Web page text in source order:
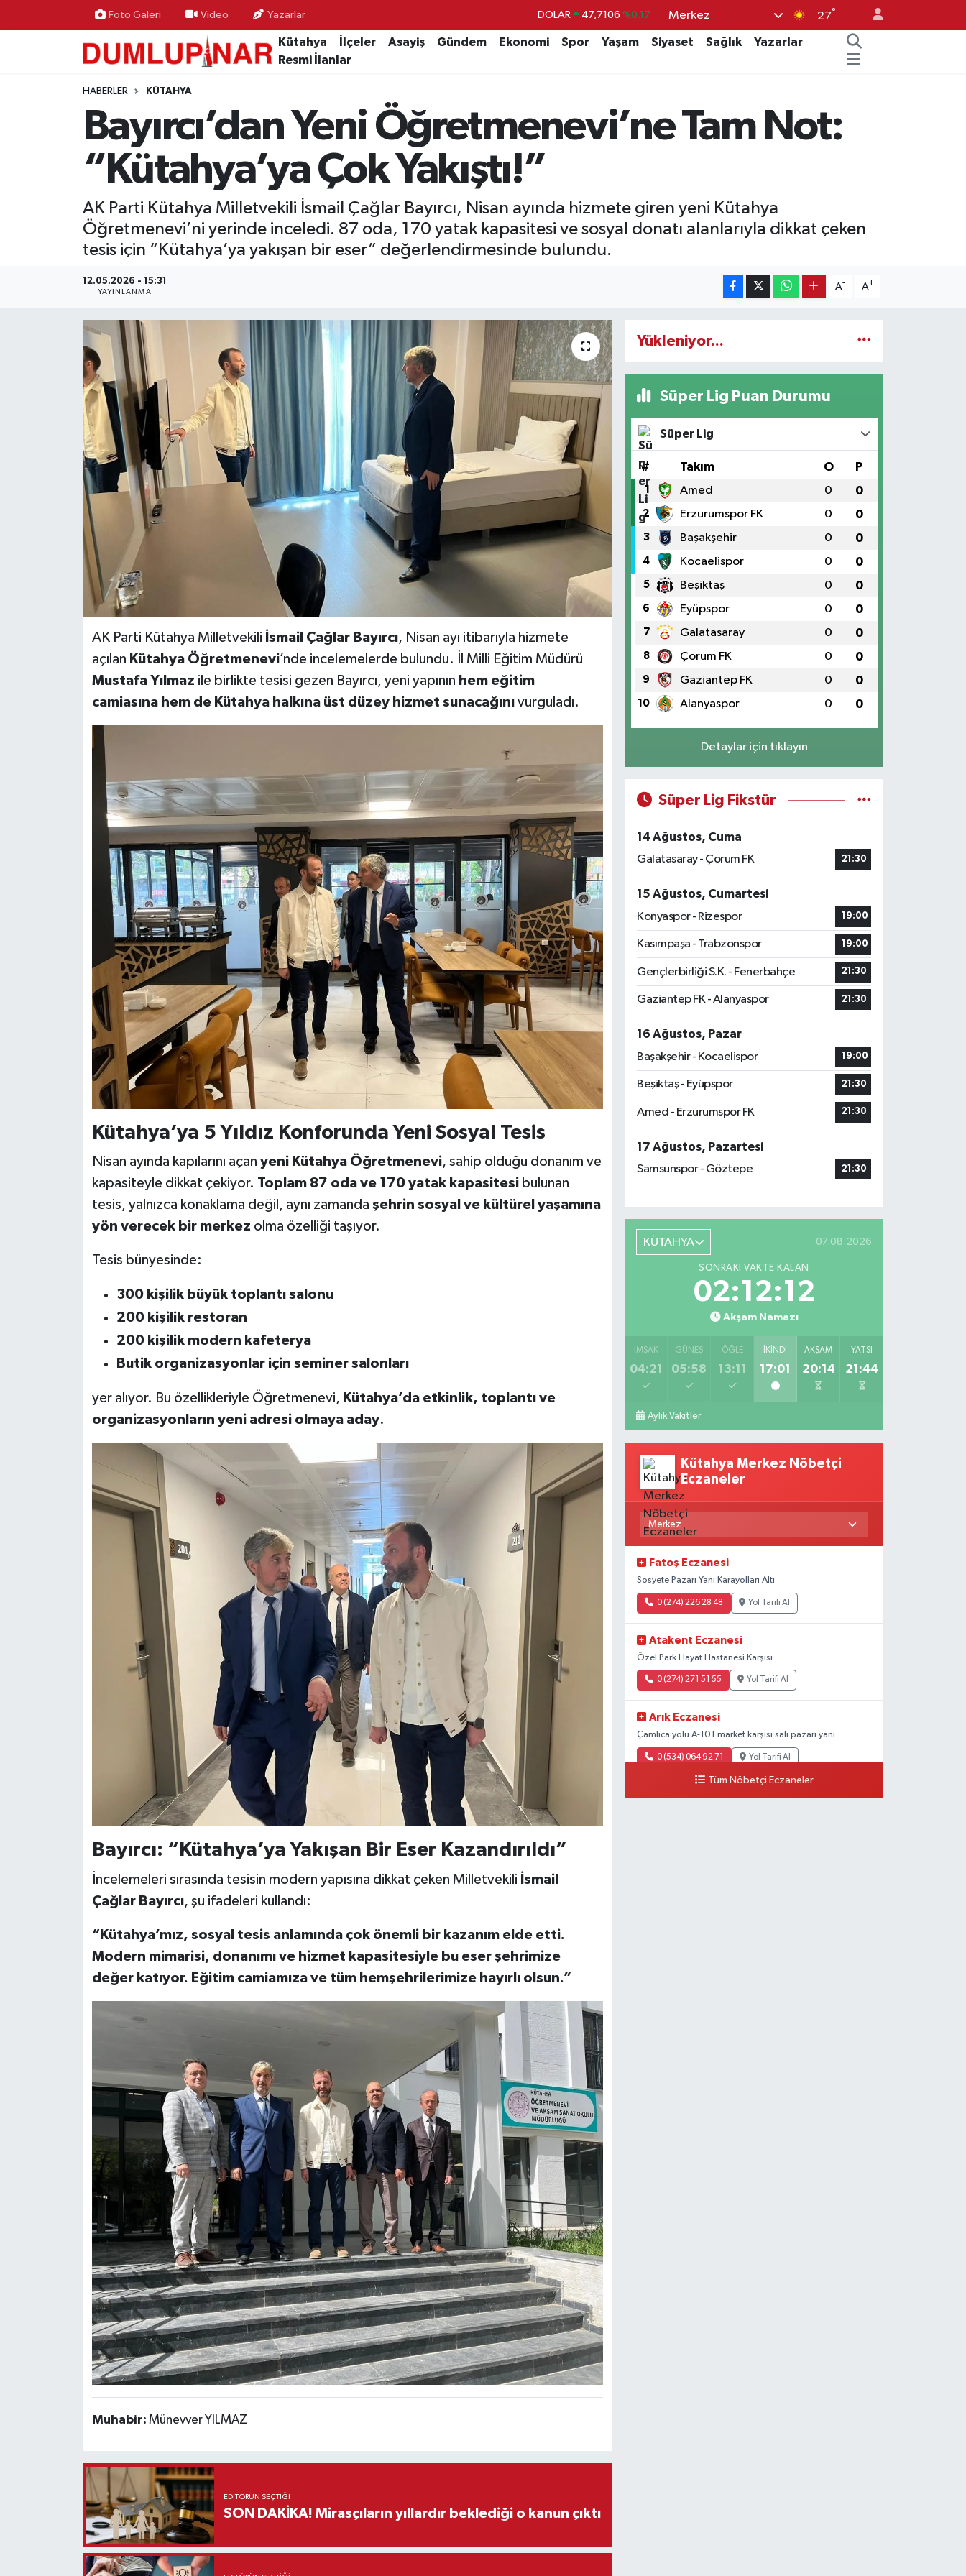
Foto Galeri Video Yazarlar DOLAR 47,7106 %0.17
EURO 55,1652 %0.27
BİST100 13.773 %-19
Merkez 27°
Kütahya İlçeler Asayiş Gündem Ekonomi Spor Yaşam Siyaset Sağlık
Yazarlar
Resmi İlanlar
HABERLER KÜTAHYA
Bayırcı’dan Yeni Öğretmenevi’ne Tam Not:
“Kütahya’ya Çok Yakıştı!”
AK Parti Kütahya Milletvekili İsmail Çağlar Bayırcı, Nisan ayında hizmete giren yeni Kütahya
Öğretmenevi’ni yerinde inceledi. 87 oda, 170 yatak kapasitesi ve sosyal donatı alanlarıyla dikkat çeken
tesis için “Kütahya’ya yakışan bir eser” değerlendirmesinde bulundu.
12.05.2026 - 15:31
YAYINLANMA
A- A+
AK Parti Kütahya Milletvekili İsmail Çağlar Bayırcı, Nisan ayı itibarıyla hizmete
açılan Kütahya Öğretmenevi’nde incelemelerde bulundu. İl Milli Eğitim Müdürü
Mustafa Yılmaz ile birlikte tesisi gezen Bayırcı, yeni yapının hem eğitim
camiasına hem de Kütahya halkına üst düzey hizmet sunacağınıvurguladı.
Kütahya’ya 5 Yıldız Konforunda Yeni Sosyal Tesis
Nisan ayında kapılarını açan yeni Kütahya Öğretmenevi, sahip olduğu donanım ve
kapasiteyle dikkat çekiyor. Toplam 87 oda ve 170 yatak kapasitesibulunan
tesis, yalnızca konaklama değil, aynı zamanda şehrin sosyal ve kültürel yaşamına
yön verecek bir merkez olma özelliği taşıyor.
Tesis bünyesinde:
300 kişilik büyük toplantı salonu
200 kişilik restoran
200 kişilik modern kafeterya
Butik organizasyonlar için seminer salonları
yer alıyor. Bu özellikleriyle Öğretmenevi, Kütahya’da etkinlik, toplantı ve
organizasyonların yeni adresi olmaya aday.
Bayırcı: “Kütahya’ya Yakışan Bir Eser Kazandırıldı”
İncelemeleri sırasında tesisin modern yapısına dikkat çeken Milletvekili İsmail
Çağlar Bayırcı, şu ifadeleri kullandı:
“Kütahya’mız, sosyal tesis anlamında çok önemli bir kazanım elde etti.
Modern mimarisi, donanımı ve hizmet kapasitesiyle bu eser şehrimize
değer katıyor. Eğitim camiamıza ve tüm hemşehrilerimize hayırlı olsun.”
Muhabir: Münevver YILMAZ
EDITÖRÜN SEÇTIĞI
SON DAKİKA! Mirasçıların yıllardır beklediği o kanun çıktı
Yükleniyor...
Süper Lig Puan Durumu
Süper Lig
# Takım O P
1 Amed 0 0
2 Erzurumspor FK 0 0
3 Başakşehir 0 0
4 Kocaelispor 0 0
5 Beşiktaş 0 0
6 Eyüpspor 0 0
7 Galatasaray 0 0
8 Çorum FK 0 0
9 Gaziantep FK 0 0
10 Alanyaspor 0 0
Detaylar için tıklayın
Süper Lig Fikstür
14 Ağustos, Cuma
Galatasaray - Çorum FK
21:30
15 Ağustos, Cumartesi
Konyaspor - Rizespor
19:00
Kasımpaşa - Trabzonspor 19:00
Gençlerbirliği S.K. - Fenerbahçe 21:30
Gaziantep FK - Alanyaspor 21:30
16 Ağustos, Pazar
Başakşehir - Kocaelispor
19:00
Beşiktaş - Eyüpspor 21:30
Amed - Erzurumspor FK 21:30
17 Ağustos, Pazartesi
Samsunspor - Göztepe
21:30
KÜTAHYA 07.08.2026
SONRAKI VAKTE KALAN
02:12:10
Akşam Namazı
İMSAK
04:21
GÜNEŞ
05:58
ÖĞLE
13:11
İKINDI
17:01
AKŞAM
20:14
YATSI
21:44
Aylık Vakitler
Kütahya Merkez Nöbetçi
Eczaneler
Fatoş Eczanesi
Sosyete Pazarı Yanı Karayolları Altı
0 (274) 226 28 48 Yol Tarifi Al
Atakent Eczanesi
Özel Park Hayat Hastanesi Karşısı
0 (274) 271 51 55 Yol Tarifi Al
Arık Eczanesi
Çamlıca yolu A-101 market karşısı salı pazarı yanı
0 (534) 064 92 71 Yol Tarifi Al
Tüm Nöbetçi Eczaneler